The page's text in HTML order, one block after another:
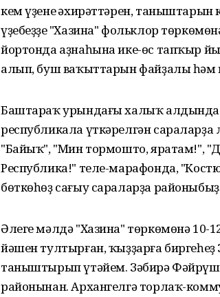
кем үҙенең әхирәттәрен,
үҙебеҙҙең "Хазина" фольклор
йортонда аҙнаһына ике-өс тапҡыр
алып, буш ваҡыттарын файҙалы һәм
Баштараҡ урындағы халыҡ алдында
республикала үткәрелгән
"Байыҡ", "Мин тормошто, яратам!",
Республика!" теле-марафонда,
бөткөһөҙ сағыу сараларҙа
Әлеге мәлдә "Хазина" төркөмөнә 10-
йәшен тултырған, ҡыҙҙарға
таныштырып үтәйем. Зәбирә
районынан. Архангелгә торлаҡ-